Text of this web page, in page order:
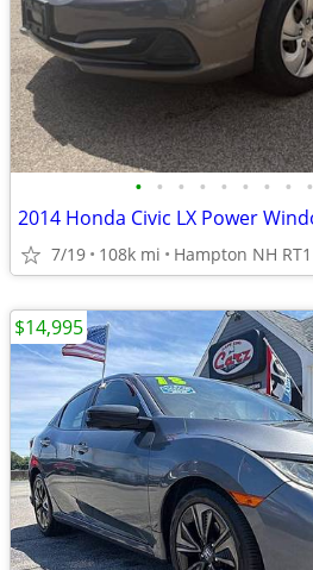
• • • • • • • • •
7/19 108k mi Hampton NH RT1
$14,995